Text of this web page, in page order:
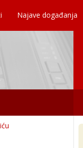
Najave događanja